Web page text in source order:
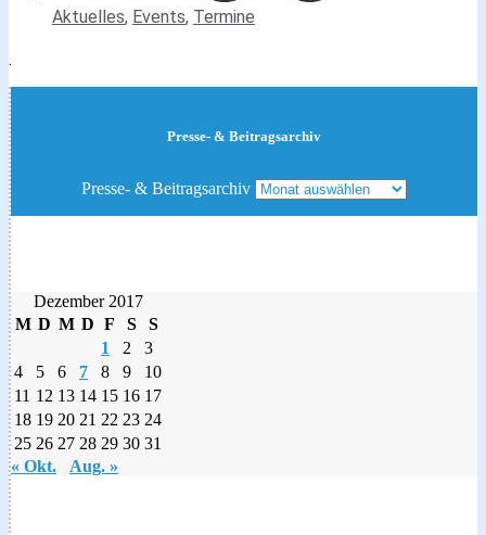
Aktuelles, Events, Termine
.
Presse- & Beitragsarchiv
Presse- & Beitragsarchiv
Dezember 2017
M D M D F S
S
1
2
3
4
5 6 7 8 9
10
11 12 13 14 15 16 17
18 19 20 21 22 23 24
25 26 27 28 29 30 31
« Okt.
Aug. »